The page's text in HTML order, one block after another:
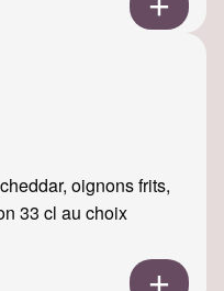
oignons frits,
33 cl au choix